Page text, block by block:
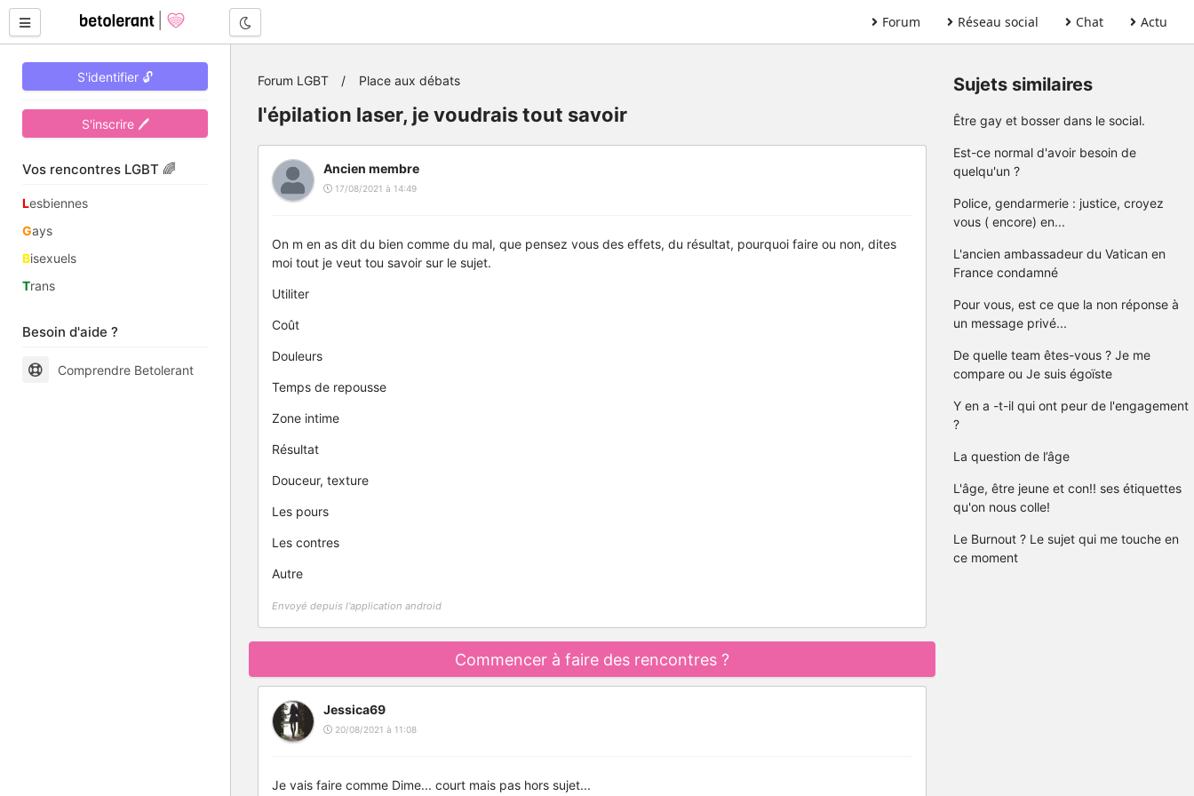
Forum Réseau social Chat Actu
S'identifier 🔓
S'inscrire 🖊
Vos rencontres LGBT 🌈
Lesbiennes
Gays
Bisexuels
Trans
Besoin d'aide ?
Comprendre Betolerant
Forum LGBT Place aux débats
l'épilation laser, je voudrais tout savoir
Ancien membre
17/08/2021 à 14:49
On m en as dit du bien comme du mal, que pensez vous des effets, du résultat, pourquoi faire ou non, dites
moi tout je veut tou savoir sur le sujet.
Utiliter
Coût
Douleurs
Temps de repousse
Zone intime
Résultat
Douceur, texture
Les pours
Les contres
Autre
Envoyé depuis l'application android
Commencer à faire des rencontres ?
Jessica69
20/08/2021 à 11:08
Je vais faire comme Dime... court mais pas hors sujet...
Sujets similaires
Être gay et bosser dans le social.
Est-ce normal d'avoir besoin de
quelqu'un ?
Police, gendarmerie : justice, croyez
vous ( encore) en...
L'ancien ambassadeur du Vatican en
France condamné
Pour vous, est ce que la non réponse à
un message privé...
De quelle team êtes-vous ? Je me
compare ou Je suis égoïste
Y en a -t-il qui ont peur de l'engagement
?
La question de l’âge
L'âge, être jeune et con!! ses étiquettes
qu'on nous colle!
Le Burnout ? Le sujet qui me touche en
ce moment